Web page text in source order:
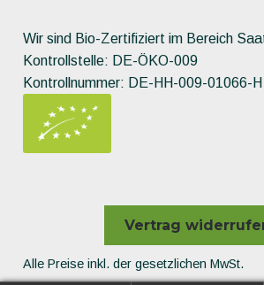
Wir sind Bio-Zertifiziert im Bereich
Kontrollstelle: DE-ÖKO-009
Kontrollnummer: DE-HH-009-01066-H
Vertrag
Alle Preise inkl. der gesetzlichen MwSt.